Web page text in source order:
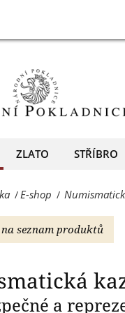
ZLATO STŘÍBRO
/E-shop /
seznam produktů
a